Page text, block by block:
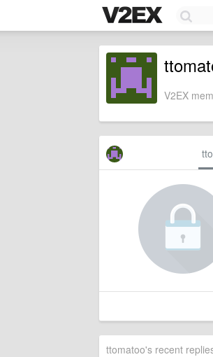
V2EX
ttomatoo's recent